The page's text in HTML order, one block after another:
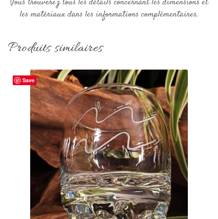
les matériaux dans les informations complémentaires.
Produits similaires
Save